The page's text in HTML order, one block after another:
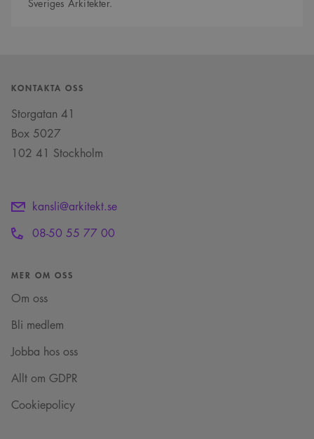
Sveriges Arkitekter.
KONTAKTA OSS
Storgatan 41
Box 5027
102 41 Stockholm
kansli@arkitekt.se
08-50 55 77 00
MER OM OSS
Om oss
Bli medlem
Jobba hos oss
Allt om GDPR
Cookiepolicy